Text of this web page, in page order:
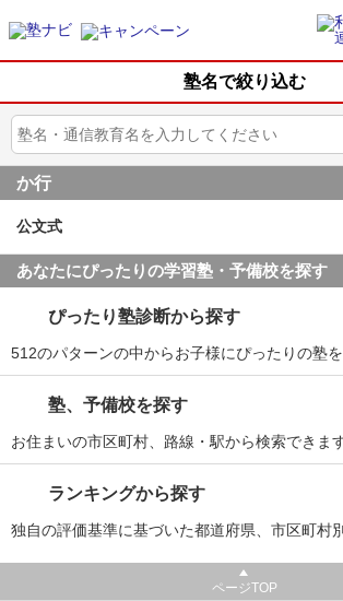
塾名で絞り込む
か行
公文式
あなたにぴったりの学習塾・予備校を探す
ぴったり塾診断から探す
512のパターンの中からお子様にぴったりの塾を
塾、予備校を探す
お住まいの市区町村、路線・駅から検索できます
ランキングから探す
独自の評価基準に基づいた都道府県、市区町村
ページTOP